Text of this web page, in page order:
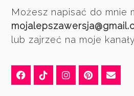
Możesz napisać do mnie
lub zajrzeć na moje